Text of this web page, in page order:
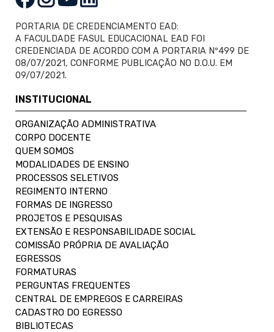
PORTARIA DE CREDENCIAMENTO EAD:
A FACULDADE FASUL EDUCACIONAL EAD FOI
CREDENCIADA DE ACORDO COM A PORTARIA Nº499 DE
08/07/2021, CONFORME PUBLICAÇÃO NO D.O.U. EM
09/07/2021.
INSTITUCIONAL
ORGANIZAÇÃO ADMINISTRATIVA
CORPO DOCENTE
QUEM SOMOS
MODALIDADES DE ENSINO
PROCESSOS SELETIVOS
REGIMENTO INTERNO
FORMAS DE INGRESSO
PROJETOS E PESQUISAS
EXTENSÃO E RESPONSABILIDADE SOCIAL
COMISSÃO PRÓPRIA DE AVALIAÇÃO
EGRESSOS
FORMATURAS
PERGUNTAS FREQUENTES
CENTRAL DE EMPREGOS E CARREIRAS
CADASTRO DO EGRESSO
BIBLIOTECAS